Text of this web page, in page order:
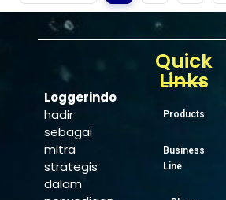
Loggerindo
hadir
sebagai
mitra
strategis
dalam
Quick
Links
Products
Business
Line